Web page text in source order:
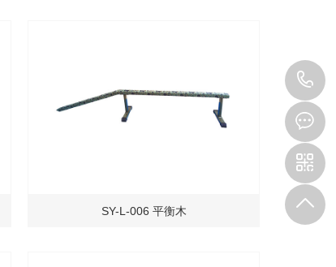
SY-L-006 平衡木